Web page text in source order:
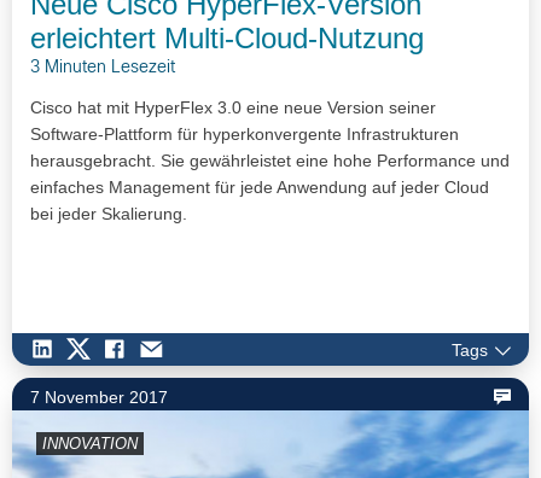
erleichtert Multi-Cloud-Nutzung
3 Minuten Lesezeit
Cisco hat mit HyperFlex 3.0 eine neue Version seiner
Software-Plattform für hyperkonvergente Infrastrukturen
herausgebracht. Sie gewährleistet eine hohe Performance und
einfaches Management für jede Anwendung auf jeder Cloud
bei jeder Skalierung.
Tags
7 November 2017
INNOVATION